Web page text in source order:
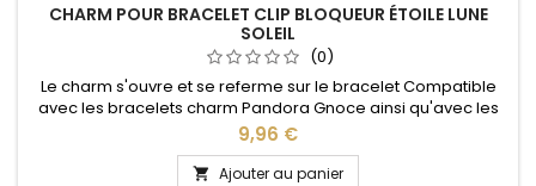
CHARM POUR BRACELET CLIP BLOQUEUR ÉTOILE LUNE
SOLEIL
(0)
Le charm s'ouvre et se referme sur le bracelet Compatible
avec les bracelets charm Pandora Gnoce ainsi qu'avec les
bracelets charm de notre site idéal pour : Noël, Saint Valentin,
anniversaire, cadeau, fête
Prix
9,96 €
 Ajouter au panier